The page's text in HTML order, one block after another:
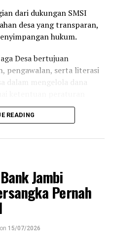
dari dukungan SMSI
desa yang transparan,
hukum.
Desa bertujuan
pengawalan, serta literasi
dalam mengelola dana
Desa) yang diinisiasi
Desa tingkat Provinsi
oleh Ketua Umum SMSI
Pokja Newsroom
kota dipimpin Ketua SMSI
SE.
mengatakan, Pokja
READING
Jambi
Pernah
on 15/07/2026